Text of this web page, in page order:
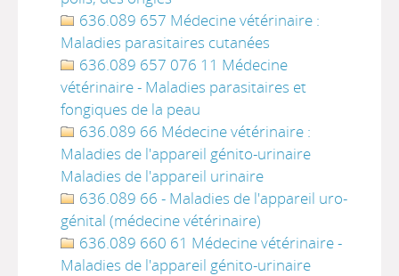
636.089 657 Médecine vétérinaire :
Maladies parasitaires cutanées
636.089 657 076 11 Médecine
vétérinaire - Maladies parasitaires et
fongiques de la peau
636.089 66 Médecine vétérinaire :
Maladies de l'appareil génito-urinaire
Maladies de l'appareil urinaire
636.089 66 - Maladies de l'appareil uro-
génital (médecine vétérinaire)
636.089 660 61 Médecine vétérinaire -
Maladies de l'appareil génito-urinaire